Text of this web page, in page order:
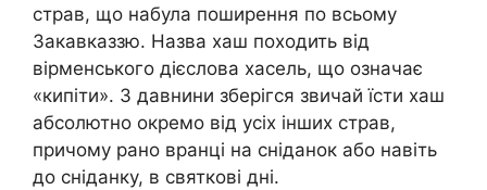
страв, що набула поширення по всьому
Закавказзю. Назва хаш походить від
вірменського дієслова xасель, що означає
«кипіти». З давнини зберігся звичай їсти хаш
абсолютно окремо від усіх інших страв,
причому рано вранці на сніданок або навіть
до сніданку, в святкові дні.